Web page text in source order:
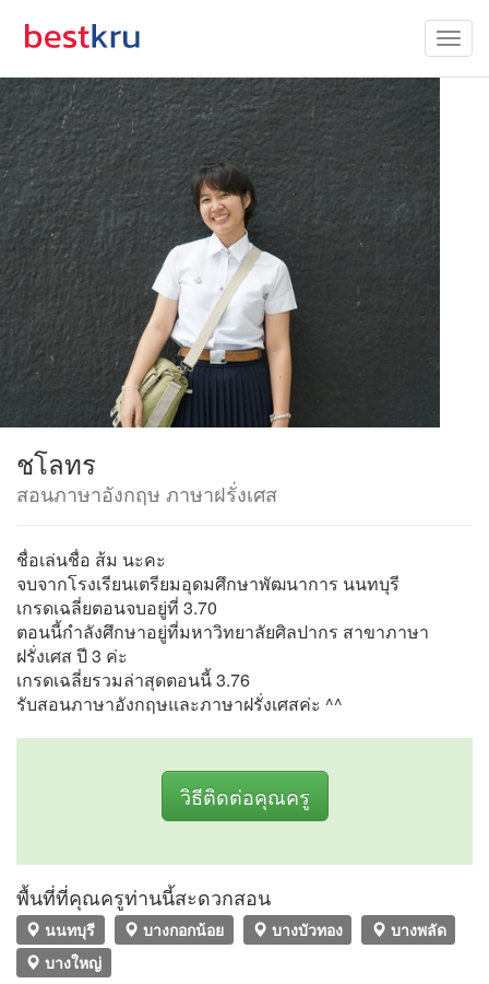
ชโลทร
สอนภาษาอังกฤษ ภาษาฝรั่งเศส
ชื่อเล่นชื่อ ส้ม นะคะ
จบจากโรงเรียนเตรียมอุดมศึกษาพัฒนาการ นนทบุรี
เกรดเฉลี่ยตอนจบอยู่ที่ 3.70
ตอนนี้กำลังศึกษาอยู่ที่มหาวิทยาลัยศิลปากร สาขาภาษา
ฝรั่งเศส ปี 3 ค่ะ
เกรดเฉลี่ยรวมล่าสุดตอนนี้ 3.76
รับสอนภาษาอังกฤษและภาษาฝรั่งเศสค่ะ ^^
วิธีติดต่อคุณครู
พื้นที่ที่คุณครูท่านนี้สะดวกสอน
นนทบุรี บางกอกน้อย บางบัวทอง
บางพลัด
บางใหญ่